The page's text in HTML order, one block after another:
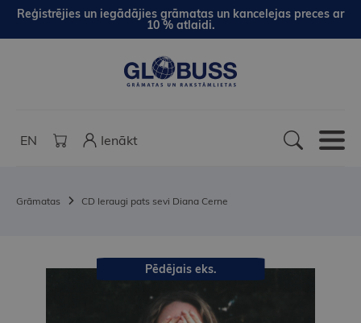
Reģistrējies un iegādājies grāmatas un kancelejas preces ar
10 % atlaidi.
EN Ienākt
Grāmatas CD Ieraugi pats sevi Diana Cerne
Pēdējais eks.